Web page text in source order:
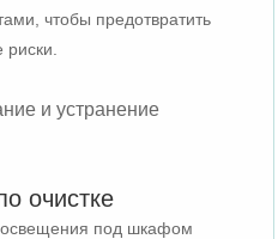
чтобы предотвратить
и устранение
очистке
освещения под шкафом